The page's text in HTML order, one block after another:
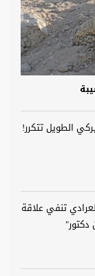
الطويل تتكرر!
تنفي علاقة
دكتور"